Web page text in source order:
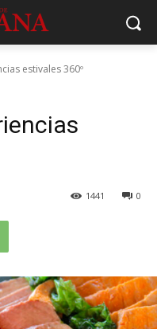
estivales 360º
0
1441